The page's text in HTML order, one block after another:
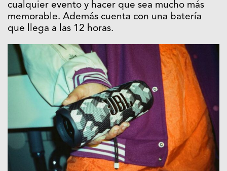
cualquier evento y hacer que sea mucho más
memorable. Además cuenta con una batería
que llega a las 12 horas.